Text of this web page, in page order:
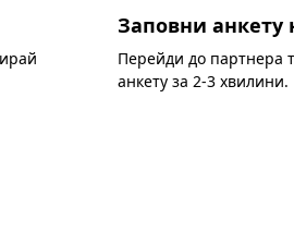
Заповни анкету
Перейди до партнера
анкету за 2-3 хвилини.